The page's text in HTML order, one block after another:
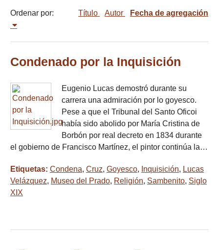
Ordenar por: Título Autor Fecha de agregación
Condenado por la Inquisición
Eugenio Lucas demostró durante su
carrera una admiración por lo goyesco.
Pese a que el Tribunal del Santo Oficoi
había sido abolido por María Cristina de
Borbón por real decreto en 1834 durante
el gobierno de Francisco Martínez, el pintor continúa la…
Etiquetas: Condena, Cruz, Goyesco, Inquisición, Lucas
Velázquez, Museo del Prado, Religión, Sambenito, Siglo
XIX